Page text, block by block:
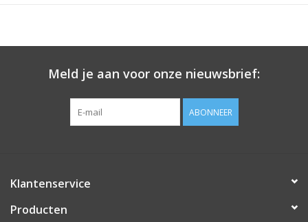
Meld je aan voor onze nieuwsbrief:
ABONNEER
Klantenservice
Producten